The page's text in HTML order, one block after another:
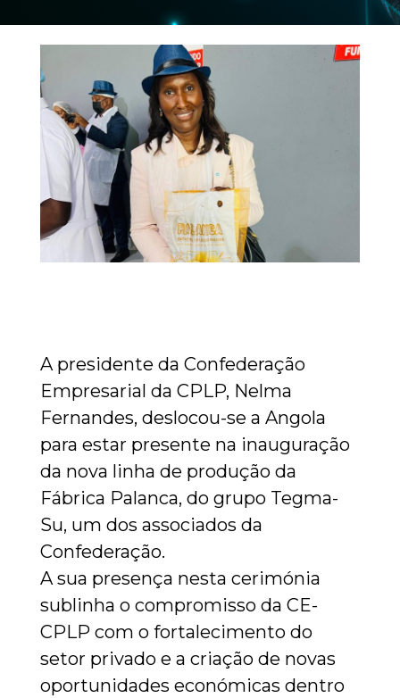
A presidente da Confederação
Empresarial da CPLP, Nelma
Fernandes, deslocou-se a Angola
para estar presente na inauguração
da nova linha de produção da
Fábrica Palanca, do grupo Tegma-
Su, um dos associados da
Confederação.
A sua presença nesta cerimónia
sublinha o compromisso da CE-
CPLP com o fortalecimento do
setor privado e a criação de novas
oportunidades económicas dentro